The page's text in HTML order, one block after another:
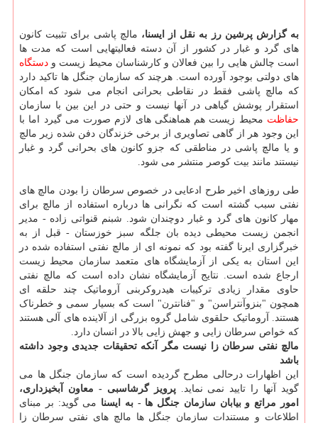
به گزارش پرشین رز به نقل از ایسنا، مالچ پاشی برای تثبیت کانون
های گرد و غبار در کشور از آن دسته فعالیتهایی است که مدت ها
است چالش هایی را بین فعالان و کارشناسان محیط زیست و دستگاه
های دولتی بوجود آورده است. هرچند که سازمان جنگل ها تاکید دارد
که مالچ پاشی فقط در نقاطی بحرانی انجام می شود که امکان
استقرار پوشش گیاهی در آنها نیست و حتی در این بین با سازمان
حفاظت محیط زیست هم هماهنگی های لازم صورت می گیرد اما با
این وجود هر از گاهی تصاویری از برخی خزندگان دفن شده زیر مالچ
و یا مالچ پاشی در مناطقی که جزو کانون های بحرانی گرد و غبار
نیستند مانند بیت کوصر منتشر می شود.
طی روزهای اخیر طرح ادعایی در خصوص سرطان زا بودن مالچ های
نفتی سبب گشته است که نگرانی ها درباره استفاده از مالچ برای
مهار کانون های گرد و غبار دوچندان شود. شبنم قنواتی زاده - مدیر
انجمن زیست محیطی دیده بان جلگه سبز خوزستان - قبل از به
خبرگزاری ایرنا گفته بود که نمونه ای از مالچ نفتی استفاده شده در
این استان به یکی از آزمایشگاه های متعمد سازمان محیط زیست
ارجاع شده است. نتایج آزمایشگاه نشان داده است که مالچ نفتی
حاوی مقدار زیادی ترکیبات هیدروکربنی آروماتیک چند حلقه ای
همچون "بنزوآنتراسن" و "فنانترن" است که بسیار سمی و خطرناک
هستند. آروماتیک حلقوی شامل گروه بزرگی از آلاینده های آلی هستند
که خواص سرطان زایی و جهش زایی بالا در انسان دارد.
مالچ نفتی سرطان زا نیست مگر آنکه تحقیقات جدیدی وجود داشته
باشد
این اظهارات درحالی مطرح گردیده است که سازمان جنگل ها می
گوید آنها را تایید نمی نماید.پرویز گرشاسبی - معاون آبخیزداری،
امور مراتع و بیابان سازمان جنگل ها - به ایسنا می گوید: بر مبنای
اطلاعات و مستندات سازمان جنگل ها مالچ های نفتی سرطان زا